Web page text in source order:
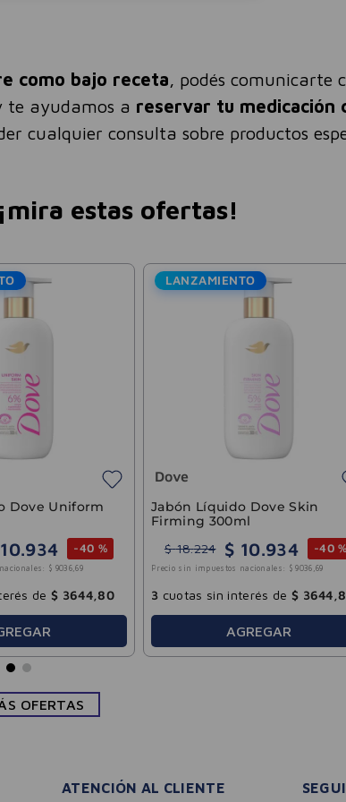
como bajo receta, podés comunicarte
te ayudamos a reservar tu medicación
cualquier consulta sobre productos
estas ofertas!
Dove Uniform
10.934 -40 %
$ 9036,69
de $ 3644 ,80
LANZAMIENTO
Dove
Jabón Líquido Dove Skin
Firming 300ml
$ 18.224 $ 10.934 -40 %
Precio sin impuestos nacionales: $ 9036 ,69
3 cuotas sin interés de $ 3644 ,
AGREGAR
OFERTAS
ATENCIÓN AL CLIENTE